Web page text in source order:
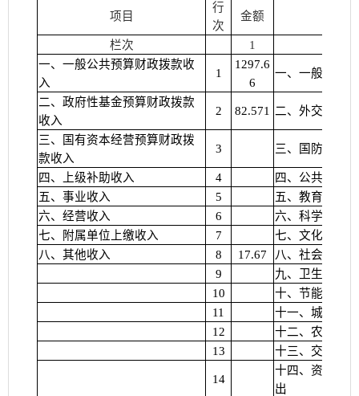
项目
行
次
金额
栏次 1
一、一般公共预算财政拨款收
入
1
1297.6
6
一、一般公共
二、政府性基金预算财政拨款
收入
2 82.571 二、外交支出
三、国有资本经营预算财政拨
款收入
3 三、国防支出
四、上级补助收入 4
四、公共安全
五、事业收入
5
五、教育支出
六、经营收入
6
六、科学技术
七、附属单位上缴收入
7
七、文化旅游
八、其他收入
8 17.67
八、社会保障
9
九、卫生健康
10
十、节能环保
11
十一、城乡社
12
十二、农林水
13
十三、交通运
14
十四、资源勘
出